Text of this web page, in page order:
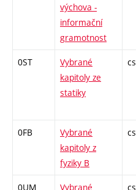
výchova -
informační
gramotnost
0ST
Vybrané
kapitoly ze
statiky
cs
0FB
Vybrané
kapitoly z
fyziky B
cs
0UM
Vybrané
cs